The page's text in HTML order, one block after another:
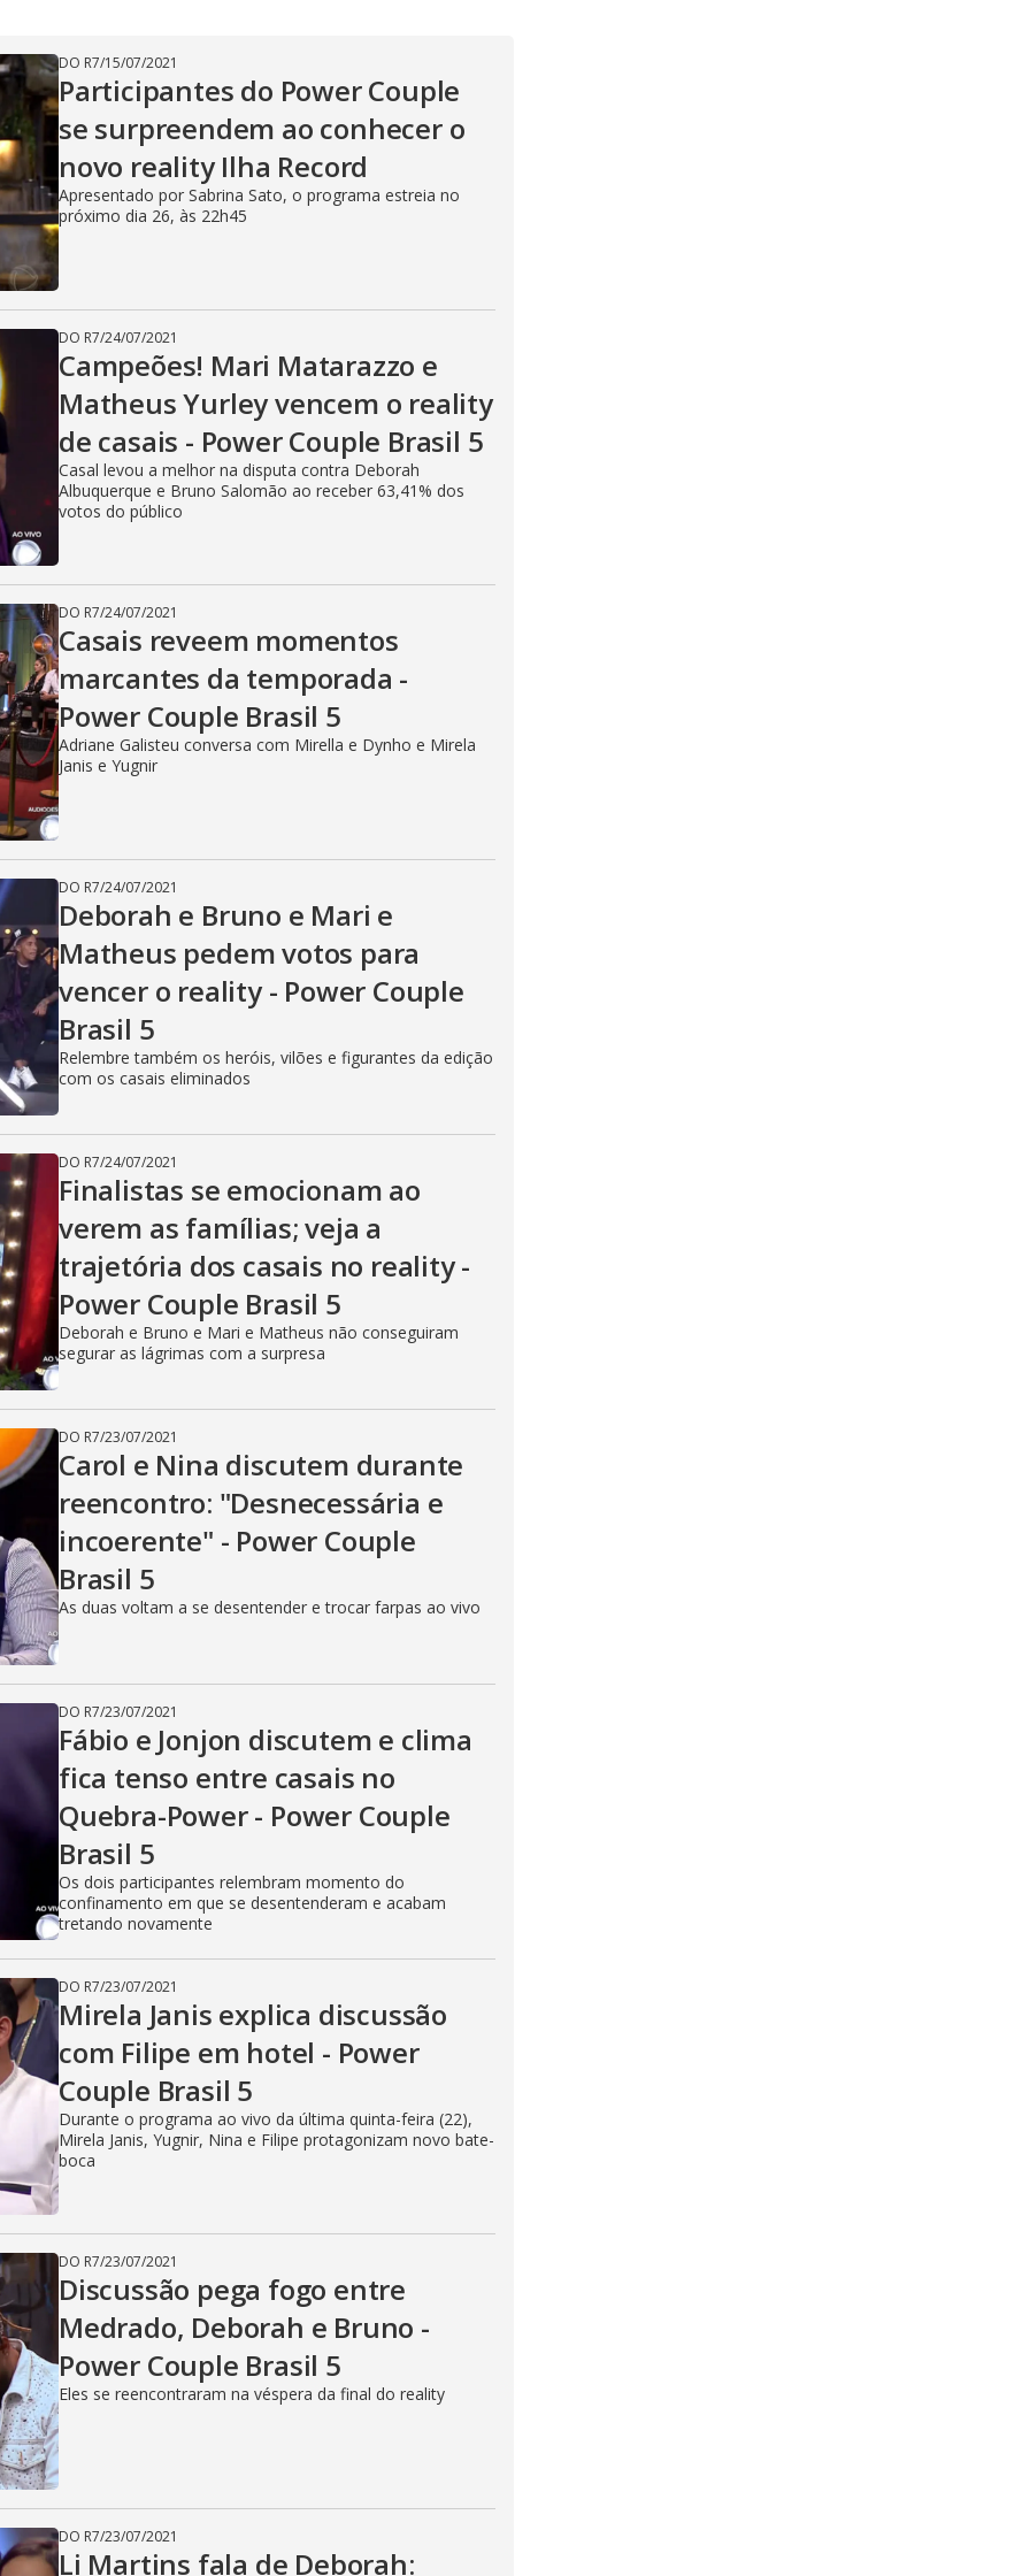
V
i
d
e
o
DO R7/15/07/2021
Participantes do Power Couple
se surpreendem ao conhecer o
novo reality Ilha Record
Apresentado por Sabrina Sato, o programa estreia no
próximo dia 26, às 22h45
DO R7/24/07/2021
Campeões! Mari Matarazzo e
Matheus Yurley vencem o reality
de casais - Power Couple Brasil 5
Casal levou a melhor na disputa contra Deborah
Albuquerque e Bruno Salomão ao receber 63,41% dos
votos do público
DO R7/24/07/2021
Casais reveem momentos
marcantes da temporada -
Power Couple Brasil 5
Adriane Galisteu conversa com Mirella e Dynho e Mirela
Janis e Yugnir
DO R7/24/07/2021
Deborah e Bruno e Mari e
Matheus pedem votos para
vencer o reality - Power Couple
Brasil 5
Relembre também os heróis, vilões e figurantes da edição
com os casais eliminados
DO R7/24/07/2021
Finalistas se emocionam ao
verem as famílias; veja a
trajetória dos casais no reality -
Power Couple Brasil 5
Deborah e Bruno e Mari e Matheus não conseguiram
segurar as lágrimas com a surpresa
DO R7/23/07/2021
Carol e Nina discutem durante
reencontro: "Desnecessária e
incoerente" - Power Couple
Brasil 5
As duas voltam a se desentender e trocar farpas ao vivo
DO R7/23/07/2021
Fábio e Jonjon discutem e clima
fica tenso entre casais no
Quebra-Power - Power Couple
Brasil 5
Os dois participantes relembram momento do
confinamento em que se desentenderam e acabam
tretando novamente
DO R7/23/07/2021
Mirela Janis explica discussão
com Filipe em hotel - Power
Couple Brasil 5
Durante o programa ao vivo da última quinta-feira (22),
Mirela Janis, Yugnir, Nina e Filipe protagonizam novo bate-
boca
DO R7/23/07/2021
Discussão pega fogo entre
Medrado, Deborah e Bruno -
Power Couple Brasil 5
Eles se reencontraram na véspera da final do reality
DO R7/23/07/2021
Li Martins fala de Deborah: